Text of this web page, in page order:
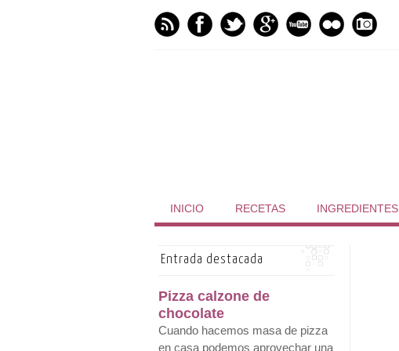
INICIO RECETAS INGREDIENTES
Entrada destacada
Pizza calzone de
chocolate
Cuando hacemos masa de pizza
en casa podemos aprovechar una